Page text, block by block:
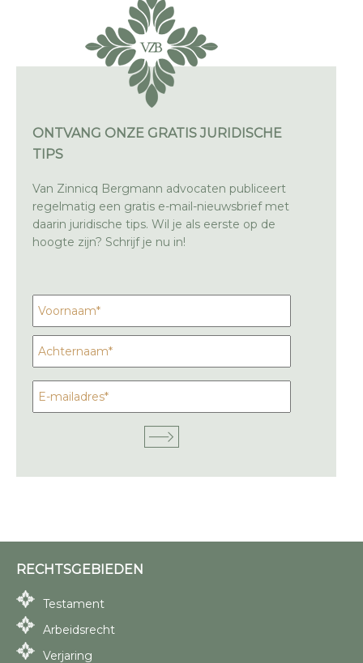
ONTVANG ONZE GRATIS JURIDISCHE
TIPS
Van Zinnicq Bergmann advocaten publiceert
regelmatig een gratis e-mail-nieuwsbrief met
daarin juridische tips. Wil je als eerste op de
hoogte zijn? Schrijf je nu in!
RECHTSGEBIEDEN
Testament
Arbeidsrecht
Verjaring